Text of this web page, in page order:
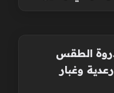
الطقس
وغبار